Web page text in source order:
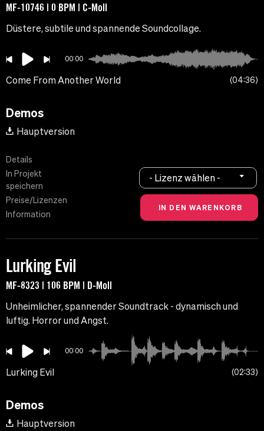
MF-10746 | 0 BPM | C-Moll
Düstere, subtile und spannende Soundcollage.
00:00
Come From Another World 04:36
Demos
Hauptversion
Details
In Projekt
speichern
Preise/Lizenzen
Information
- Lizenz wählen -
Lurking Evil
MF-8323 | 106 BPM | D-Moll
Unheimlicher, spannender Soundtrack - dynamisch und
luftig. Horror und Angst.
00:00
Lurking Evil 02:33
Demos
Hauptversion